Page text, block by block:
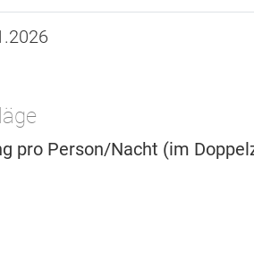
pro Person/Nacht (im